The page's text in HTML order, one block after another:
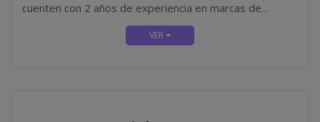
cuenten con 2 años de experiencia en marcas de
primera línea, residan en zona (preferentemente) y que
tengan disponibilidad para incorporación inmediata.